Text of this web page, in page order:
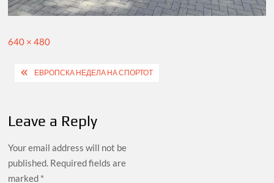
Full
640 × 480
PostЕВРОПСКА НЕДЕЛА НА СПОРТОТ
Leave a Reply
Your email address will not be
published. Required fields are
marked *